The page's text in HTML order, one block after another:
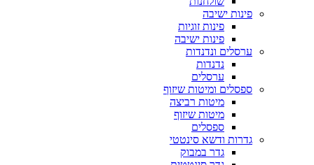
פינות ישיבה
פינות זוגיות
פינות ישיבה
ערסלים ונדנדות
נדנדות
ערסלים
ספסלים ומיטות שיזוף
מיטות רביצה
מיטות שיזוף
ספסלים
גדרות ודשא סינטטי
גדר במבוק